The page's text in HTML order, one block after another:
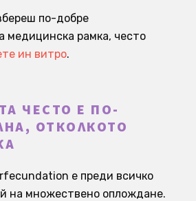
по-добре
медицинска рамка, често
ин витро.
ЧЕСТО Е ПО-
ОТКОЛКОТО
е преди всичко
на множествено оплождане.